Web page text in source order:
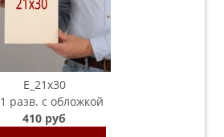
E_21х30
разв. с обложкой
410 руб